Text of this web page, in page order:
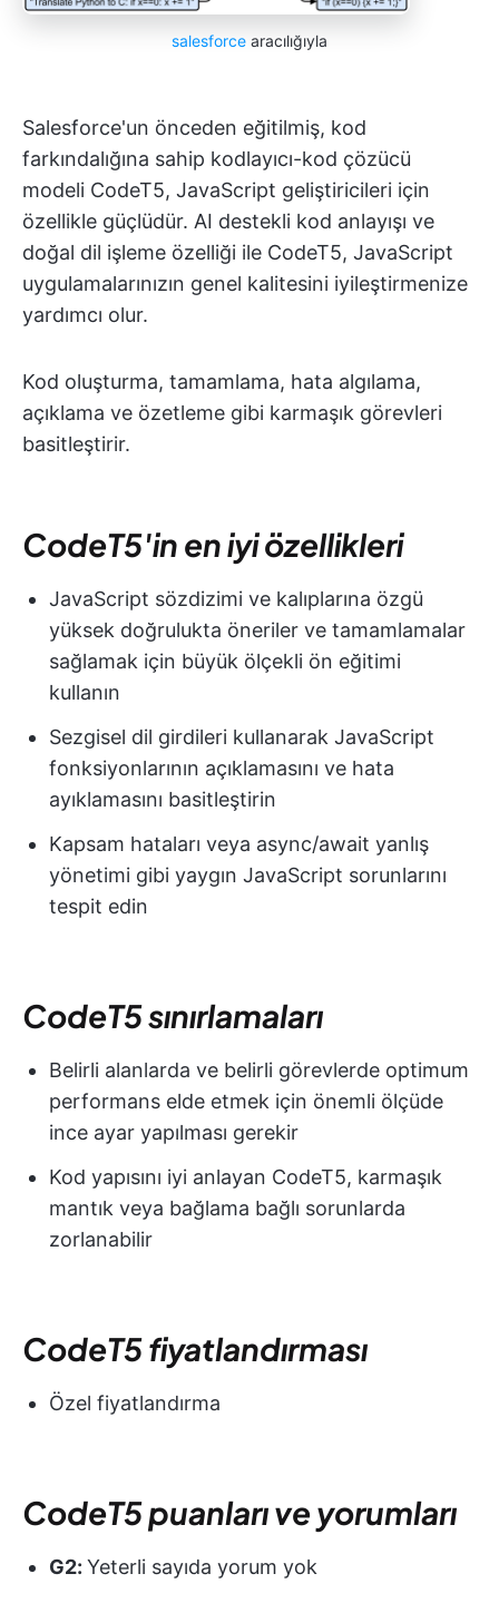
salesforce aracılığıyla
Salesforce'un önceden eğitilmiş, kod
farkındalığına sahip kodlayıcı-kod çözücü
modeli CodeT5, JavaScript geliştiricileri için
özellikle güçlüdür. AI destekli kod anlayışı ve
doğal dil işleme özelliği ile CodeT5, JavaScript
uygulamalarınızın genel kalitesini iyileştirmenize
yardımcı olur.
Kod oluşturma, tamamlama, hata algılama,
açıklama ve özetleme gibi karmaşık görevleri
basitleştirir.
CodeT5'in en iyi özellikleri
JavaScript sözdizimi ve kalıplarına özgü
yüksek doğrulukta öneriler ve tamamlamalar
sağlamak için büyük ölçekli ön eğitimi
kullanın
Sezgisel dil girdileri kullanarak JavaScript
fonksiyonlarının açıklamasını ve hata
ayıklamasını basitleştirin
Kapsam hataları veya async/await yanlış
yönetimi gibi yaygın JavaScript sorunlarını
tespit edin
CodeT5 sınırlamaları
Belirli alanlarda ve belirli görevlerde optimum
performans elde etmek için önemli ölçüde
ince ayar yapılması gerekir
Kod yapısını iyi anlayan CodeT5, karmaşık
mantık veya bağlama bağlı sorunlarda
zorlanabilir
CodeT5 fiyatlandırması
Özel fiyatlandırma
CodeT5 puanları ve yorumları
G2: Yeterli sayıda yorum yok